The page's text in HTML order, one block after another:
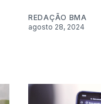
REDAÇÃO BMA
agosto 28, 2024